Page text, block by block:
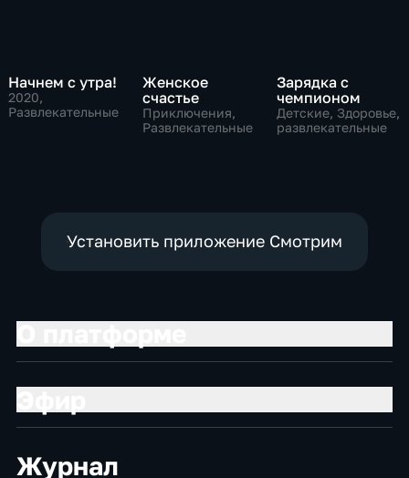
Начнем с утра!
2020,
Развлекательные
Женское
счастье
Приключения,
Развлекательные
Зарядка с
чемпионом
Детские, Здоровье,
развлекательные
Установить приложение Смотрим
Журнал